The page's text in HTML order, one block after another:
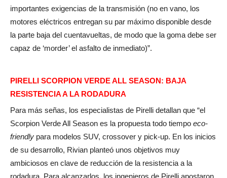
importantes exigencias de la transmisión (no en vano, los
motores eléctricos entregan su par máximo disponible desde
la parte baja del cuentavueltas, de modo que la goma debe ser
capaz de ‘morder’ el asfalto de inmediato)”.
PIRELLI SCORPION VERDE ALL SEASON: BAJA
RESISTENCIA A LA RODADURA
Para más señas, los especialistas de Pirelli detallan que “el
Scorpion Verde All Season es la propuesta todo tiempo eco-
friendly para modelos SUV, crossover y pick-up. En los inicios
de su desarrollo, Rivian planteó unos objetivos muy
ambiciosos en clave de reducción de la resistencia a la
rodadura. Para alcanzarlos, los ingenieros de Pirelli apostaron